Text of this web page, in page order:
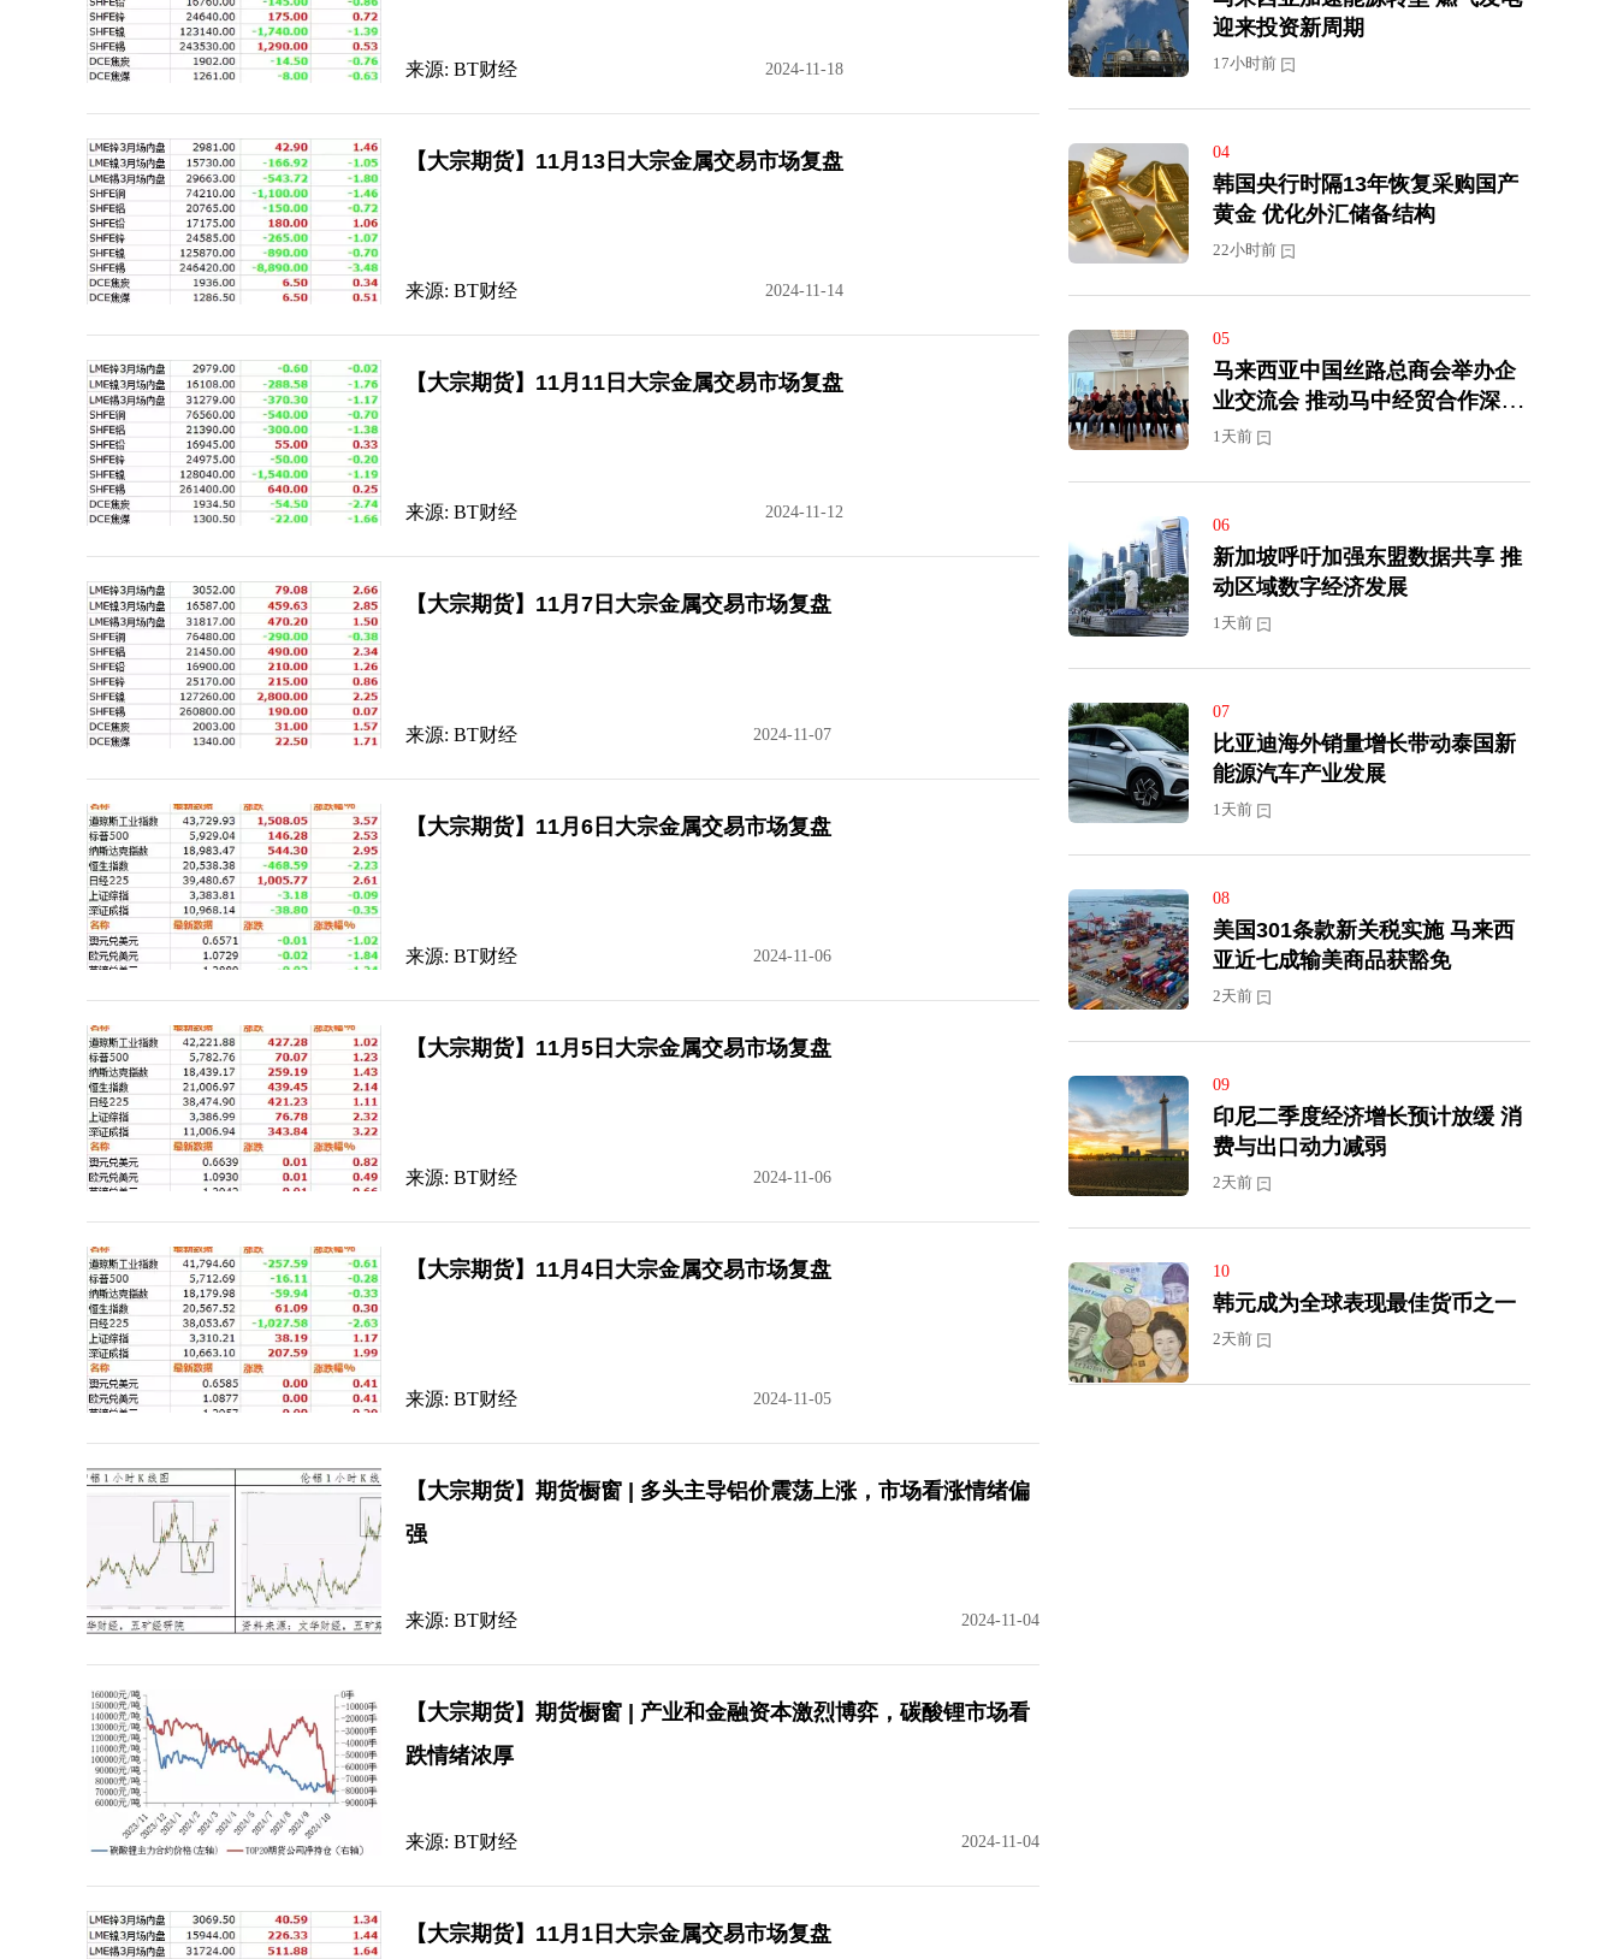
来源: BT财经 2024-11-18
【大宗期货】11月13日大宗金属交易市场复盘
来源: BT财经 2024-11-14
【大宗期货】11月11日大宗金属交易市场复盘
来源: BT财经 2024-11-12
【大宗期货】11月7日大宗金属交易市场复盘
来源: BT财经 2024-11-07
【大宗期货】11月6日大宗金属交易市场复盘
来源: BT财经 2024-11-06
【大宗期货】11月5日大宗金属交易市场复盘
来源: BT财经 2024-11-06
【大宗期货】11月4日大宗金属交易市场复盘
来源: BT财经 2024-11-05
【大宗期货】期货橱窗 | 多头主导铝价震荡上涨，市场看涨情绪偏
强
来源: BT财经 2024-11-04
【大宗期货】期货橱窗 | 产业和金融资本激烈博弈，碳酸锂市场看
跌情绪浓厚
来源: BT财经 2024-11-04
【大宗期货】11月1日大宗金属交易市场复盘
迎来投资新周期
17小时前
04
韩国央行时隔13年恢复采购国产
黄金 优化外汇储备结构
22小时前
05
马来西亚中国丝路总商会举办企
业交流会 推动马中经贸合作深化
发展
1天前
06
新加坡呼吁加强东盟数据共享 推
动区域数字经济发展
1天前
07
比亚迪海外销量增长带动泰国新
能源汽车产业发展
1天前
08
美国301条款新关税实施 马来西
亚近七成输美商品获豁免
2天前
09
印尼二季度经济增长预计放缓 消
费与出口动力减弱
2天前
10
韩元成为全球表现最佳货币之一
2天前